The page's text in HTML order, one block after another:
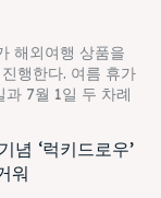
해외여행 상품을
행한다. 여름 휴가
7월 1일 두 차례
념 ‘럭키드로우’
워